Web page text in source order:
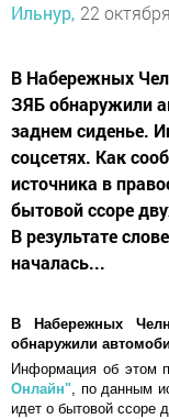
Ильнур, 22
В Набережных
ЗЯБ обнаружили
заднем сиденье.
соцсетях. Как
источника в
бытовой ссоре
В результате
началась...
В Набережных
обнаружили
Информация об этом
Онлайн", по данным
идет о бытовой ссоре